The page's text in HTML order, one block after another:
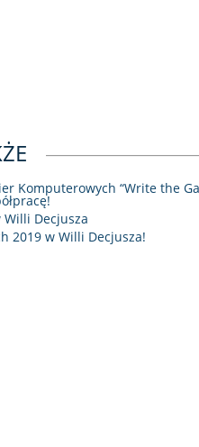
Komputerowych “Write the
Decjusza
2019 w Willi Decjusza!